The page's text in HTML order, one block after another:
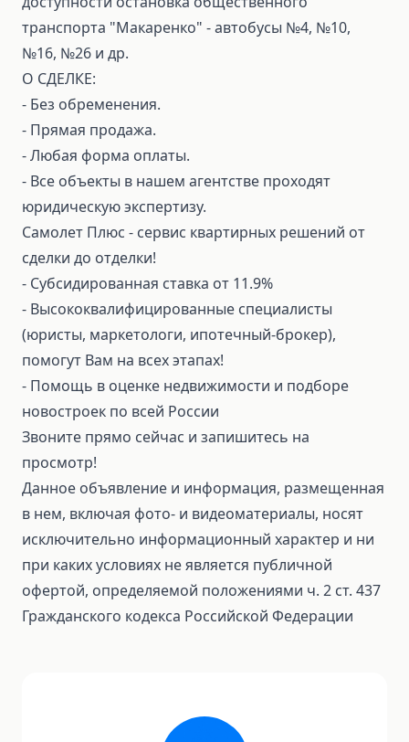
транспорта "Макаренко" - автобусы №4, №10,
№16, №26 и др.
О СДЕЛКЕ:
⁃ Без обременения.
⁃ Прямая продажа.
⁃ Любая форма оплаты.
⁃ Все объекты в нашем агентстве проходят
юридическую экспертизу.
Самолет Плюс - сервис квартирных решений от
сделки до отделки!
⁃ Субсидированная ставка от 11.9%
⁃ Высококвалифицированные специалисты
(юристы, маркетологи, ипотечный-брокер),
помогут Вам на всех этапах!
⁃ Помощь в оценке недвижимости и подборе
новостроек по всей России
Звоните прямо сейчас и запишитесь на
просмотр!
Данное объявление и информация, размещенная
в нем, включая фото- и видеоматериалы, носят
исключительно информационный характер и ни
при каких условиях не является публичной
офертой, определяемой положениями ч. 2 ст. 437
Гражданского кодекса Российской Федерации